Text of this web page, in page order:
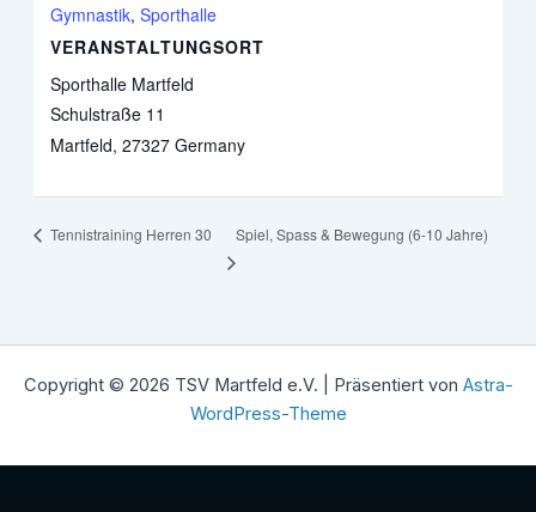
Gymnastik,Sporthalle
VERANSTALTUNGSORT
Sporthalle Martfeld
Schulstraße 11
Martfeld, 27327 Germany
Tennistraining Herren 30 Spiel, Spass & Bewegung (6-10 Jahre)
Copyright © 2026 TSV Martfeld e.V. | Präsentiert von Astra-
WordPress-Theme